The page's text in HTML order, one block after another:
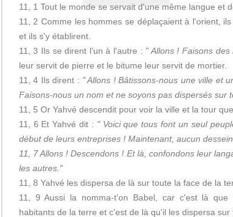
11, 1 Tout le monde se servait d'une même langue et
11, 2 Comme les hommes se déplaçaient à l'orient,
et ils s'y établirent.
11, 3 Ils se dirent l'un à l'autre : " Allons ! Faisons
leur servit de pierre et le bitume leur servit de mortier.
11, 4 Ils dirent : " Allons ! Bâtissons-nous une ville et
Faisons-nous un nom et ne soyons pas dispersés sur
11, 5 Or Yahvé descendit pour voir la ville et la tour
11, 6 Et Yahvé dit : " Voici que tous font un seul
début de leurs entreprises ! Maintenant, aucun
11, 7 Allons ! Descendons ! Et là, confondons leur
les autres."
11, 8 Yahvé les dispersa de là sur toute la face de la
11, 9 Aussi la nomma-t'on Babel, car c'est là
habitants de la terre et c'est de là qu'il les dispersa